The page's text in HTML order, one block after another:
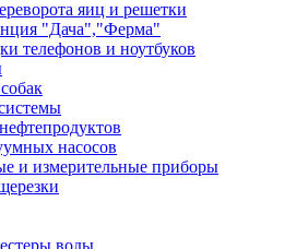
яиц и решетки
"Дача","Ферма"
телефонов и ноутбуков
насосов
и измерительные приборы
воды